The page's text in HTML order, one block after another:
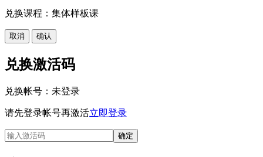
兑换课程：集体样板课
取消 确认
兑换激活码
兑换帐号： 未登录
请先登录帐号再激活立即登录
确定